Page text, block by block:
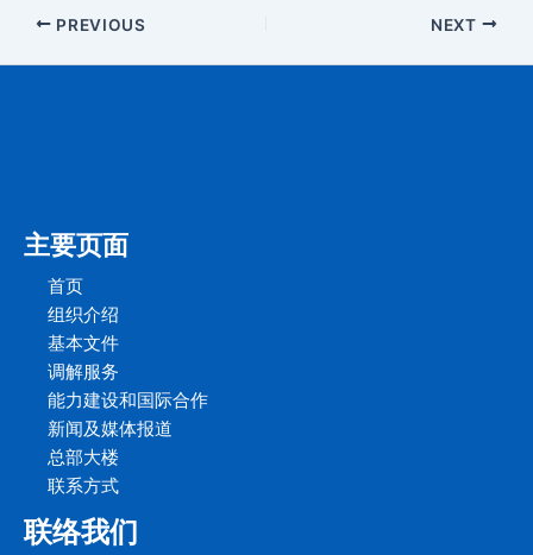
PREVIOUS NEXT
主要页面
首页
组织介绍
基本文件
调解服务
能力建设和国际合作
新闻及媒体报道
总部大楼
联系方式
联络我们